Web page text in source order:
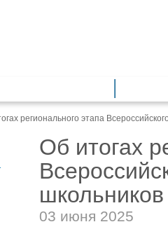
регионального этапа
Об итогах
школьников
03 июня 2025